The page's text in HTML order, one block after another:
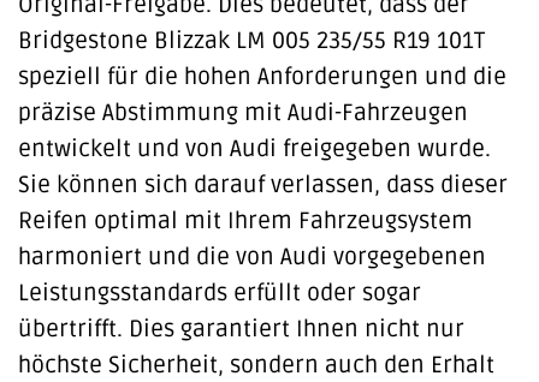
Bridgestone Blizzak LM 005 235/55 R19 101T
speziell für die hohen Anforderungen und die
präzise Abstimmung mit Audi-Fahrzeugen
entwickelt und von Audi freigegeben wurde.
Sie können sich darauf verlassen, dass dieser
Reifen optimal mit Ihrem Fahrzeugsystem
harmoniert und die von Audi vorgegebenen
Leistungsstandards erfüllt oder sogar
übertrifft. Dies garantiert Ihnen nicht nur
höchste Sicherheit, sondern auch den Erhalt